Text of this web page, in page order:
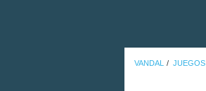
VANDAL JUEGOS